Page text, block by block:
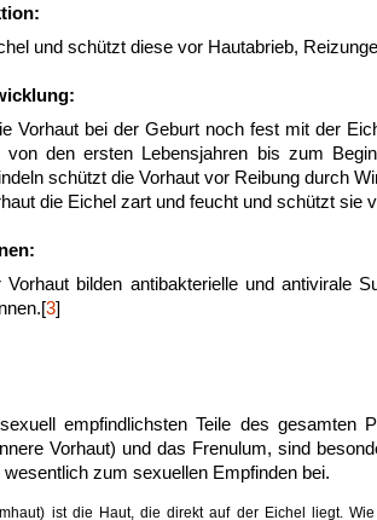
und schützt diese vor Hautabrieb,
Vorhaut bei der Geburt noch fest mit der
von den ersten Lebensjahren bis zum
schützt die Vorhaut vor Reibung durch
die Eichel zart und feucht und schützt sie
bilden antibakterielle und antivirale
3]
empfindlichsten Teile des gesamten
Vorhaut) und das Frenulum, sind
zum sexuellen Empfinden bei.
ist die Haut, die direkt auf der Eichel liegt.